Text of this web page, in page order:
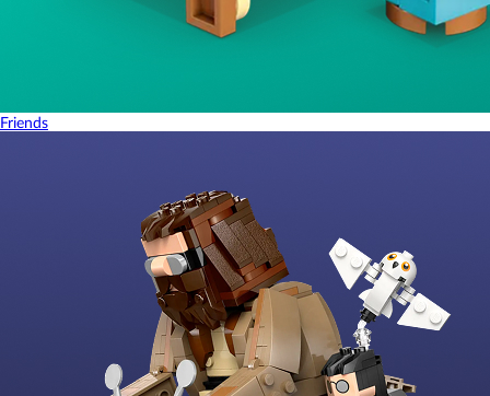
Friends